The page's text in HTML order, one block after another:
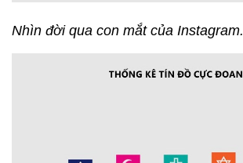
Nhìn đời qua con mắt của Instagram.